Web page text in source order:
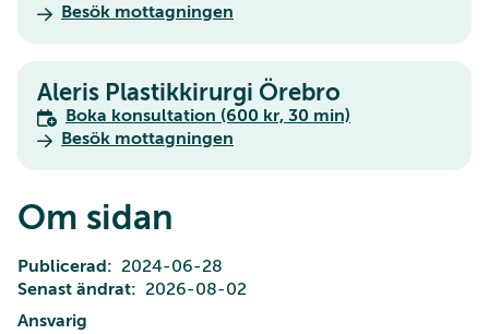
Besök mottagningen
Aleris Plastikkirurgi Örebro
Boka konsultation (600 kr, 30 min)
Besök mottagningen
Om sidan
Publicerad
2024-06-28
Senast ändrat
2026-08-02
Ansvarig